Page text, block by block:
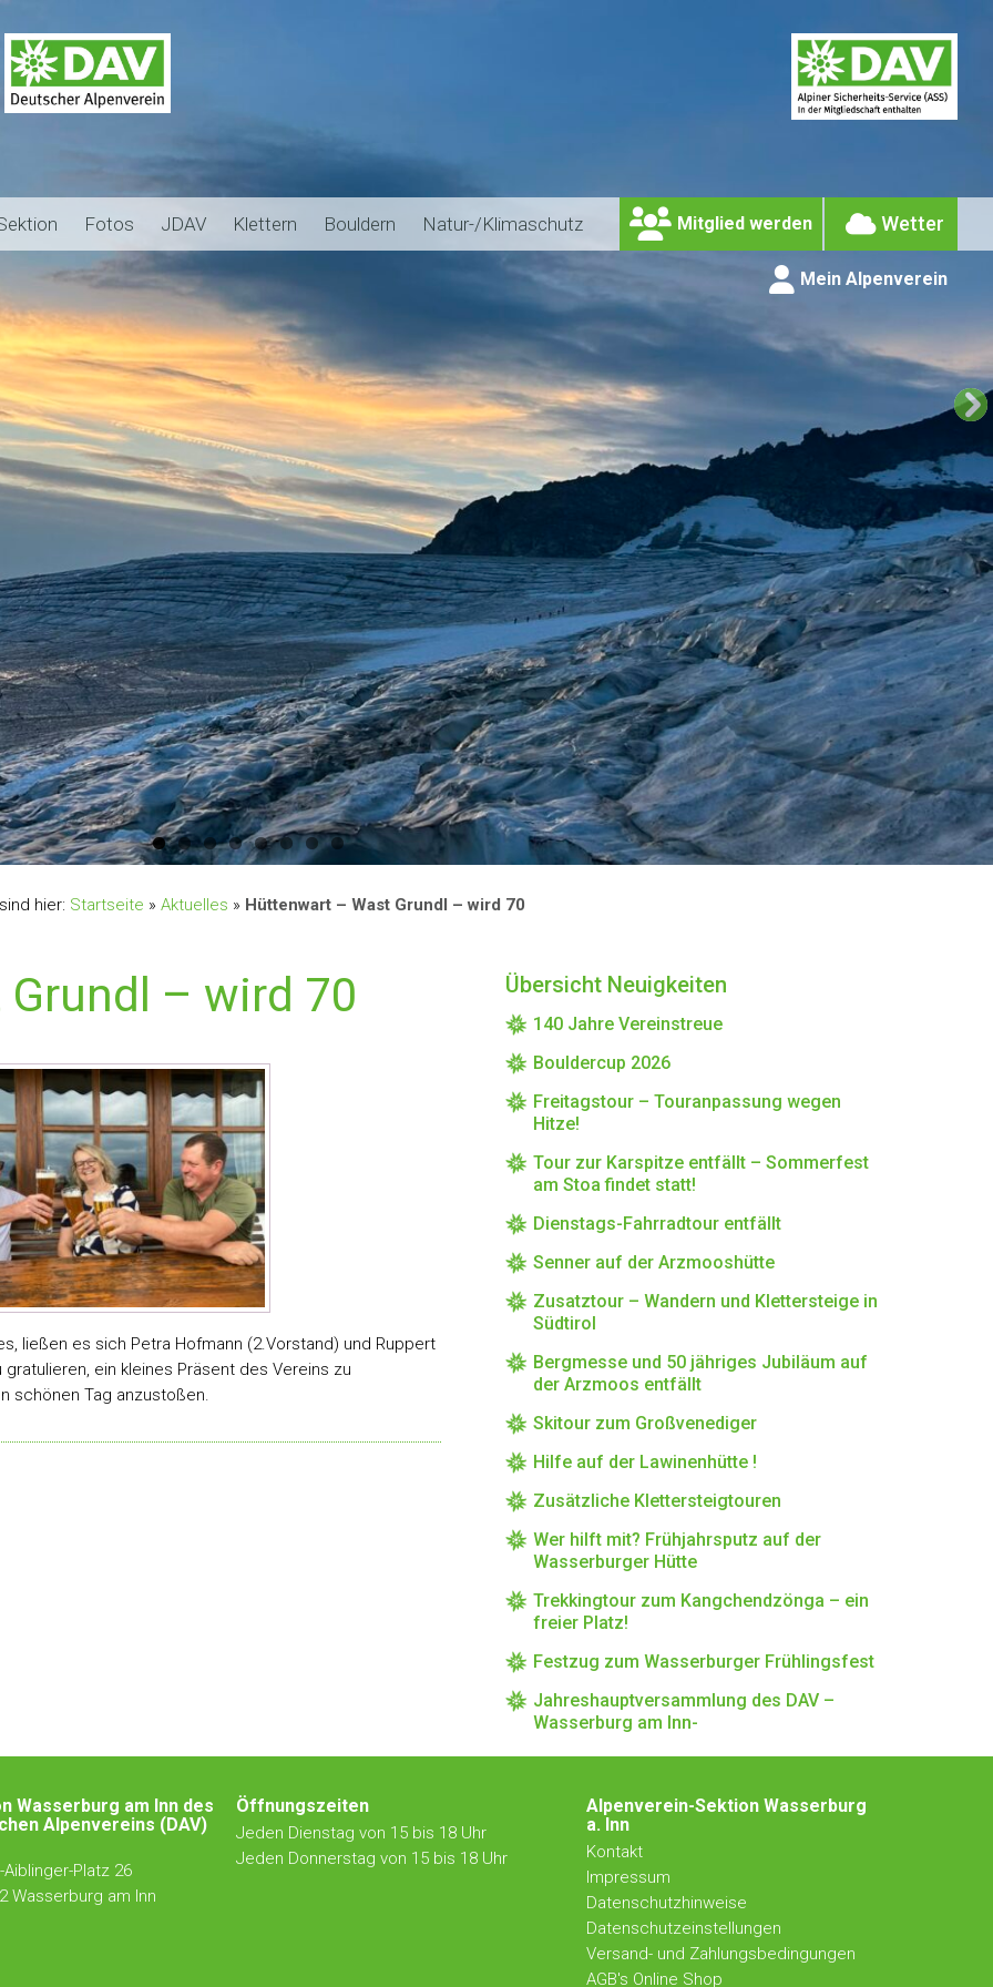
Fotos JDAV Klettern Bouldern Natur-/Klimaschutz Wetter
Mitglied werden
Mein Alpenverein
hier: Startseite »Aktuelles » Hüttenwart – Wast Grundl – wird 70
– wird 70
ließen es sich Petra Hofmann (2.Vorstand) und Ruppert
ein kleines Präsent des Vereins zu
schönen Tag anzustoßen.
Übersicht Neuigkeiten
140 Jahre Vereinstreue
Bouldercup 2026
Freitagstour – Touranpassung wegen
Hitze!
Tour zur Karspitze entfällt – Sommerfest
am Stoa findet statt!
Dienstags-Fahrradtour entfällt
Senner auf der Arzmooshütte
Zusatztour – Wandern und Klettersteige in
Südtirol
Bergmesse und 50 jähriges Jubiläum auf
der Arzmoos entfällt
Skitour zum Großvenediger
Hilfe auf der Lawinenhütte !
Zusätzliche Klettersteigtouren
Wer hilft mit? Frühjahrsputz auf der
Wasserburger Hütte
Trekkingtour zum Kangchendzönga – ein
freier Platz!
Festzug zum Wasserburger Frühlingsfest
Jahreshauptversammlung des DAV –
Wasserburg am Inn-
Wasserburg am Inn des
Alpenvereins (DAV)
Aiblinger-Platz 26
Wasserburg am Inn
Öffnungszeiten
Jeden Dienstag von 15 bis 18 Uhr
Jeden Donnerstag von 15 bis 18 Uhr
Alpenverein-Sektion Wasserburg
a. Inn
Kontakt
Impressum
Datenschutzhinweise
Datenschutzeinstellungen
Versand- und Zahlungsbedingungen
AGB's Online Shop